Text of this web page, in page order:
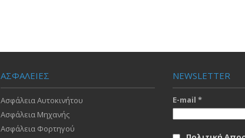
ΑΣΦΑΛΕΙΕΣ
Ασφάλεια Αυτοκινήτου
Ασφάλεια Μηχανής
Ασφάλεια Φορτηγού
NEWSLETTER
E-mail *